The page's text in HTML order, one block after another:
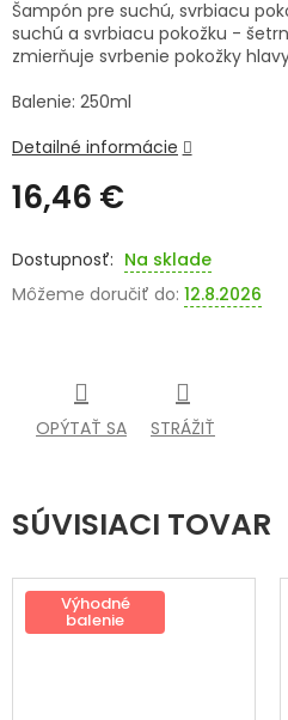
SENIORI
Prihlásenie
16,46 €
cena:
Na sklade
Môžeme doručiť do: 12.8.2026
Šampón pre suchú, svrbiacu
suchú a svrbiacu pokožku -
zmierňuje svrbenie pokožky
Balenie: 250ml
Detailné informácie
OPÝTAŤ SA STRÁŽIŤ
SÚVISIACI TOVAR
Výhodné
balenie